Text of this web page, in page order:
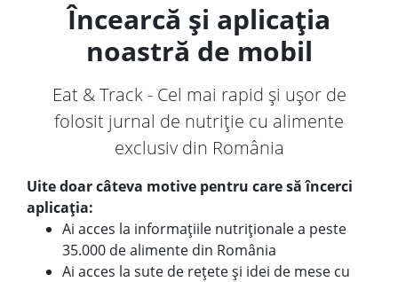
Încearcă și aplicația
noastră de mobil
Eat & Track - Cel mai rapid și ușor de
folosit jurnal de nutriție cu alimente
exclusiv din România
Uite doar câteva motive pentru care să încerci
aplicația:
Ai acces la informațiile nutriționale a peste
35.000 de alimente din România
Ai acces la sute de rețete și idei de mese cu